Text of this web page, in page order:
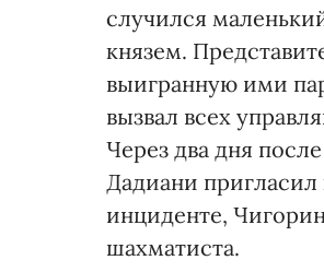
случился
князем.
выигранную ими
вызвал всех
Через два дня
Дадиани
инциденте,
шахматиста.